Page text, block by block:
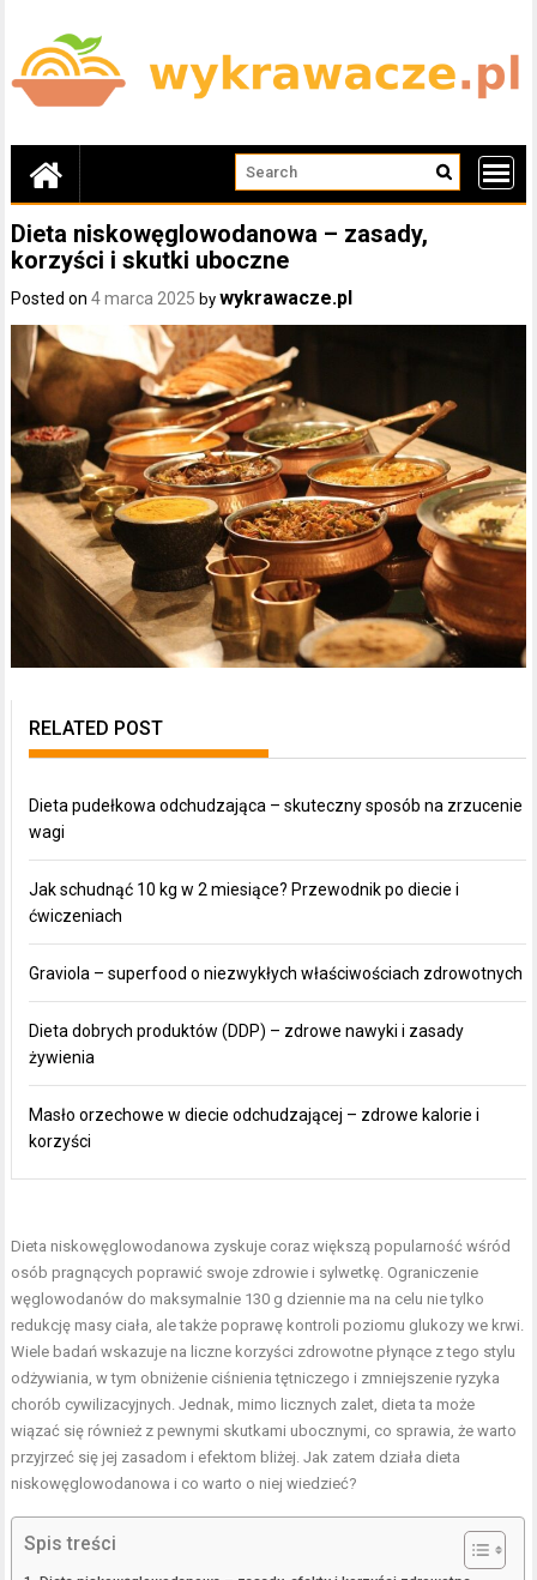
content
Dieta niskowęglowodanowa – zasady,
korzyści i skutki uboczne
Posted on4 marca 2025 bywykrawacze.pl
RELATED POST
Dieta pudełkowa odchudzająca – skuteczny sposób na zrzucenie
wagi
Jak schudnąć 10 kg w 2 miesiące? Przewodnik po diecie i
ćwiczeniach
Graviola – superfood o niezwykłych właściwościach zdrowotnych
Dieta dobrych produktów (DDP) – zdrowe nawyki i zasady
żywienia
Masło orzechowe w diecie odchudzającej – zdrowe kalorie i
korzyści
Dieta niskowęglowodanowa zyskuje coraz większą popularność wśród
osób pragnących poprawić swoje zdrowie i sylwetkę. Ograniczenie
węglowodanów do maksymalnie 130 g dziennie ma na celu nie tylko
redukcję masy ciała, ale także poprawę kontroli poziomu glukozy we krwi.
Wiele badań wskazuje na liczne korzyści zdrowotne płynące z tego stylu
odżywiania, w tym obniżenie ciśnienia tętniczego i zmniejszenie ryzyka
chorób cywilizacyjnych. Jednak, mimo licznych zalet, dieta ta może
wiązać się również z pewnymi skutkami ubocznymi, co sprawia, że warto
przyjrzeć się jej zasadom i efektom bliżej. Jak zatem działa dieta
niskowęglowodanowa i co warto o niej wiedzieć?
Spis treści